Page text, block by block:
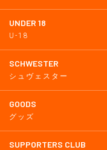
UNDER 18
U-18
SCHWESTER
シュヴェスター
GOODS
グッズ
SUPPORTERS CLUB